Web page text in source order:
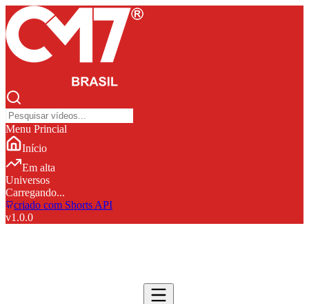
Menu Princial
Início
Em alta
Universos
Carregando...
criado com Shorts API
v1.0.0